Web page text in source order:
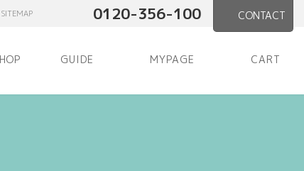
SITEMAP 0120-356-100 CONTACT
GUIDE MYPAGE CART